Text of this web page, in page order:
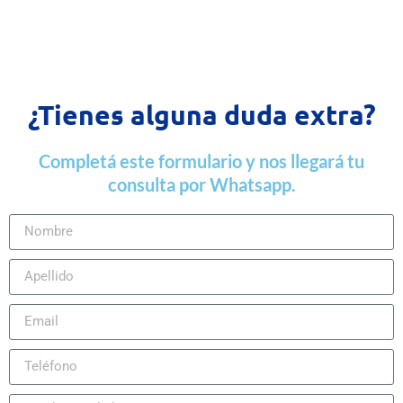
¿Tienes alguna duda extra?
Completá este formulario y nos llegará tu
consulta por Whatsapp.